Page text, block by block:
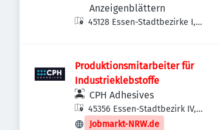
Anzeigenblättern
45128 Essen-Stadtbezirke I,
Produktionsmitarbeiter für
Industrieklebstoffe
CPH Adhesives
45356 Essen-Stadtbezirk IV,
Deutschland
Jobmarkt-NRW.de